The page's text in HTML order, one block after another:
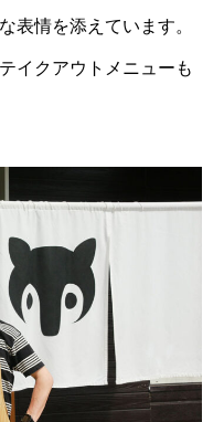
表情を添えています。
イクアウトメニューも